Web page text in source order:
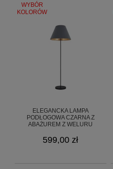
WYBÓR
KOLORÓW
ELEGANCKA LAMPA
PODŁOGOWA CZARNA Z
ABAŻUREM Z WELURU
599,00 zł